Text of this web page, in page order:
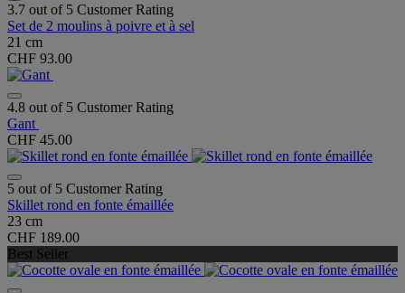
3.7 out of 5 Customer Rating
Set de 2 moulins à poivre et à sel
21 cm
CHF 93.00
4.8 out of 5 Customer Rating
Gant
CHF 45.00
5 out of 5 Customer Rating
Skillet rond en fonte émaillée
23 cm
CHF 189.00
Best Seller